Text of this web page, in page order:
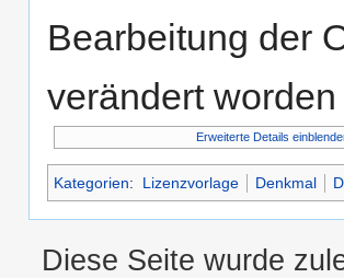
Bearbeitung der
verändert
Erweiterte Details
Kategorien: Lizenzvorlage Denkmal
Diese Seite wurde